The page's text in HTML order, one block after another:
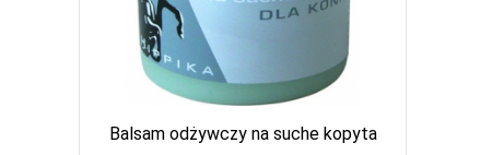
Balsam odżywczy na suche kopyta